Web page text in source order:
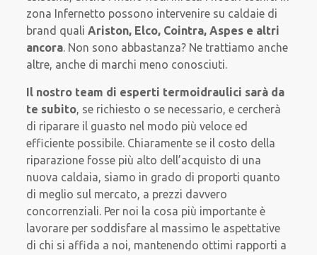
zona Infernetto possono intervenire su caldaie di
brand qualiAriston, Elco, Cointra, Aspes e altri
ancora. Non sono abbastanza? Ne trattiamo anche
altre, anche di marchi meno conosciuti.
Il nostro team di esperti termoidraulici sarà da
te subito, se richiesto o se necessario, e cercherà
di riparare il guasto nel modo più veloce ed
efficiente possibile. Chiaramente se il costo della
riparazione fosse più alto dell’acquisto di una
nuova caldaia, siamo in grado di proporti quanto
di meglio sul mercato, a prezzi davvero
concorrenziali. Per noi la cosa più importante è
lavorare per soddisfare al massimo le aspettative
di chi si affida a noi, mantenendo ottimi rapporti a